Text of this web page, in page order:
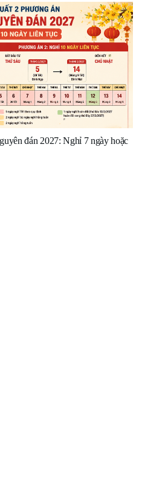
đán 2027: Nghỉ 7 ngày hoặc